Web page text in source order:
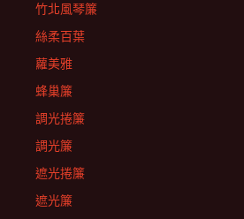
竹北風琴簾
絲柔百葉
蘿美雅
蜂巢簾
調光捲簾
調光簾
遮光捲簾
遮光簾